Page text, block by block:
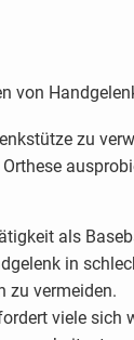
von
zu
als
in
zu vermeiden.
viele